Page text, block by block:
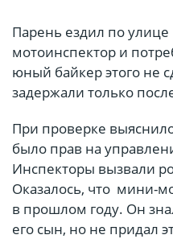
Парень ездил по улице
мотоинспектор и
юный байкер этого не
задержали только
При проверке
было прав на
Инспекторы вызвали
Оказалось, что мини-
в прошлом году. Он
его сын, но не придал